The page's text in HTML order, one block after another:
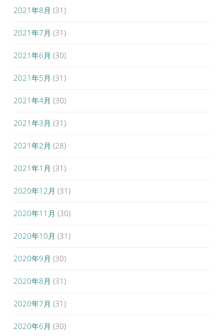
2021年8月 (31)
2021年7月 (31)
2021年6月 (30)
2021年5月 (31)
2021年4月 (30)
2021年3月 (31)
2021年2月 (28)
2021年1月 (31)
2020年12月 (31)
2020年11月 (30)
2020年10月 (31)
2020年9月 (30)
2020年8月 (31)
2020年7月 (31)
2020年6月 (30)